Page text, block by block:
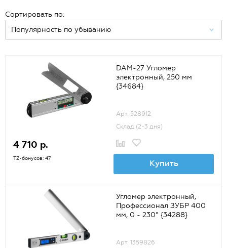
Сортировать по:
DAM-27 Угломер
электронный, 250 мм
{34684}
Арт. 528912
Склад (2-3 дня)
4 710 р.
TZ-бонусов: 47 Купить
Угломер электронный,
Профессионал ЗУБР 400
мм, 0 - 230° {34288}
Арт. 1359826